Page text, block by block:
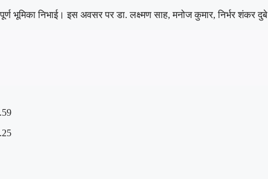
भूमिका निभाई। इस अवसर पर डा. लक्ष्मण साह, मनोज कुमार, निर्भर